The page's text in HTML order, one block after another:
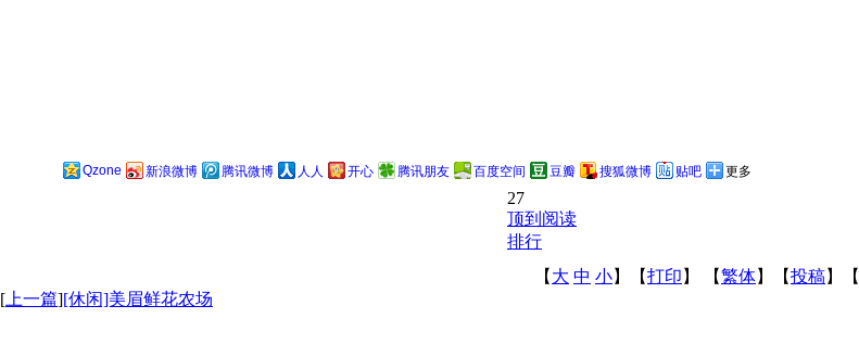
Qzone 新浪微博 腾讯微博 人人 开心 腾讯朋友 百度空间 豆瓣 搜狐微博 贴吧 更多
27
顶到阅读
排行
【 大 中 小】【打印 】 【繁体】【投稿】【
[ 上一篇][休闲]美眉鲜花农场